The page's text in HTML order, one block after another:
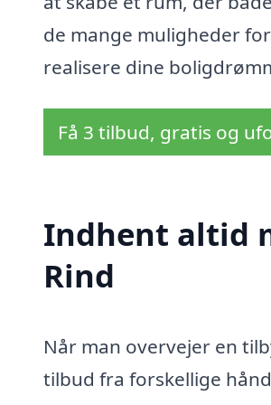
de mange muligheder
realisere dine
Få 3 tilbud, gratis og
Indhent altid
Rind
Når man overvejer en
tilbud fra forskellige